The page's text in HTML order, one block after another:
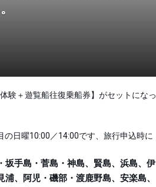
験＋遊覧船往復乗船券】がセットになっ
日曜10:00／14:00です、旅行申込時に
坂手島・菅島・神島、賢島、浜島、伊
、阿児・磯部・渡鹿野島、安楽島、